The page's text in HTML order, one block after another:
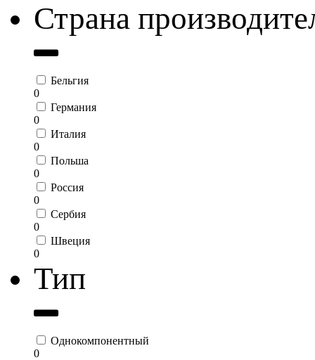
Страна
Бельгия
0
Германия
0
Италия
0
Польша
0
Россия
0
Сербия
0
Швеция
0
Тип
Однокомпонентный
0